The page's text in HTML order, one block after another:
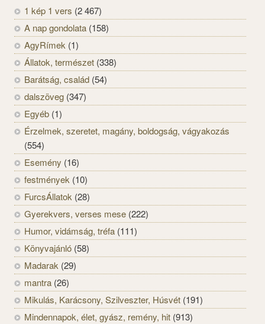
1 kép 1 vers (2 467)
A nap gondolata (158)
AgyRímek (1)
Állatok, természet (338)
Barátság, család (54)
dalszöveg (347)
Egyéb (1)
Érzelmek, szeretet, magány, boldogság, vágyakozás
(554)
Esemény (16)
festmények (10)
FurcsÁllatok (28)
Gyerekvers, verses mese (222)
Humor, vidámság, tréfa (111)
Könyvajánló (58)
Madarak (29)
mantra (26)
Mikulás, Karácsony, Szilveszter, Húsvét (191)
Mindennapok, élet, gyász, remény, hit (913)